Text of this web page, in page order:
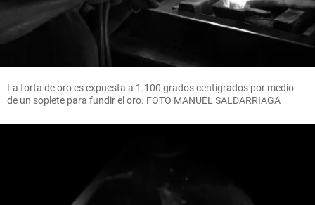
La torta de oro es expuesta a 1.100 grados centígrados por medio
de un soplete para fundir el oro. FOTO MANUEL SALDARRIAGA